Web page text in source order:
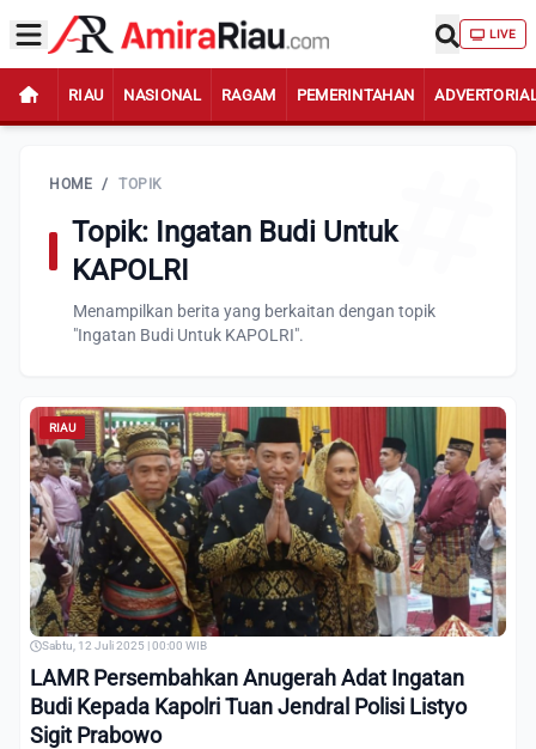
LIVE
RIAU NASIONAL RAGAM PEMERINTAHAN
HOME / TOPIK
Topik: Ingatan Budi Untuk
KAPOLRI
Menampilkan berita yang berkaitan dengan topik
"Ingatan Budi Untuk KAPOLRI".
RIAU
Sabtu, 12 Juli 2025 | 00:00 WIB
LAMR Persembahkan Anugerah Adat Ingatan
Budi Kepada Kapolri Tuan Jendral Polisi Listyo
Sigit Prabowo